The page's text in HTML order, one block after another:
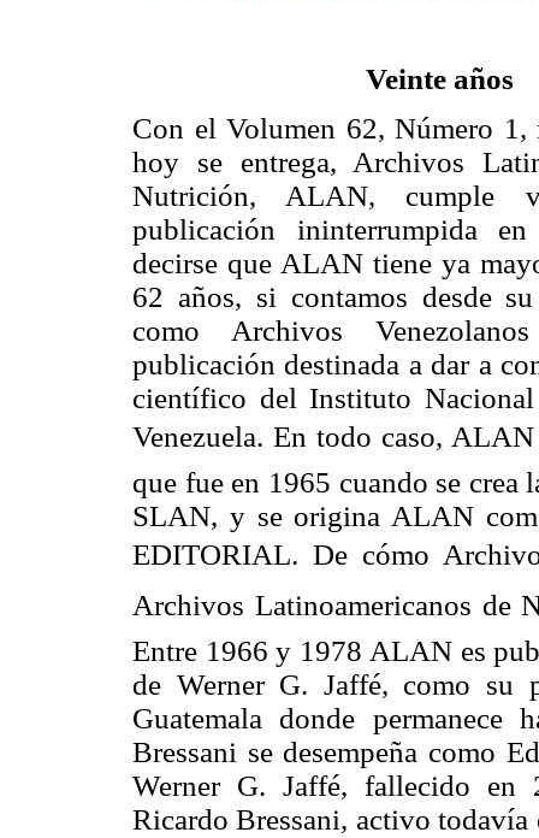
Veinte años
Con el Volumen 62, Número 1,
hoy se entrega, Archivos
Nutrición, ALAN, cumple
publicación ininterrumpida en
decirse que ALAN tiene ya
62 años, si contamos desde
como Archivos
publicación destinada a dar a
científico del Instituto
Venezuela. En todo caso, ALAN
que fue en 1965 cuando se
SLAN, y se origina ALAN
EDITORIAL. De cómo
Archivos Latinoamericanos de
Entre 1966 y 1978 ALAN es
de Werner G. Jaffé, como
Guatemala donde
Bressani se desempeña como
Werner G. Jaffé, fallecido en
Ricardo Bressani, activo